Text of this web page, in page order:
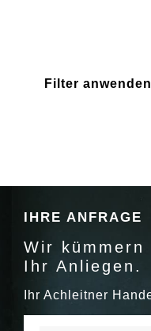
Filter
IHRE ANFRAGE
Wir kümmern
Ihr Anliegen.
Ihr Achleitner